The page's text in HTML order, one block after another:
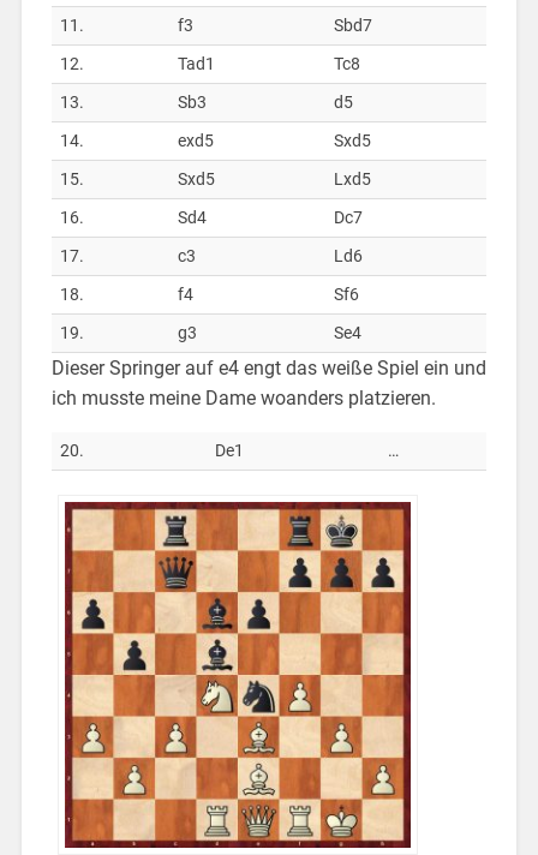
11.
f3
Sbd7
12.
Tad1
Tc8
13.
Sb3
d5
14.
exd5
Sxd5
15.
Sxd5
Lxd5
16.
Sd4
Dc7
17.
c3
Ld6
18.
f4
Sf6
19.
g3 Se4
Dieser Springer auf e4 engt das weiße Spiel ein und
ich musste meine Dame woanders platzieren.
20. De1 …